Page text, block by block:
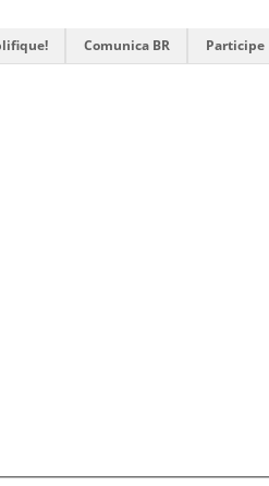
Comunica BR Participe